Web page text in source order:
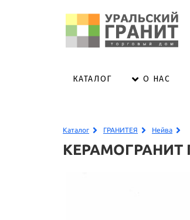
КАТАЛОГ О НАС
Каталог ГРАНИТЕЯ Нейва
КЕРАМОГРАНИТ